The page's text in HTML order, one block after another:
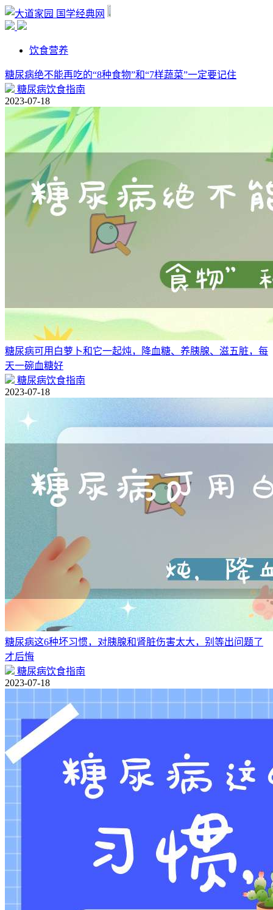
国学经典网
饮食营养
糖尿病绝不能再吃的“8种食物”和“7样蔬菜”一定要记住
糖尿病饮食指南
2023-07-18
糖尿病可用白萝卜和它一起炖，降血糖、养胰腺、滋五脏，每
天一碗血糖好
糖尿病饮食指南
2023-07-18
糖尿病这6种坏习惯，对胰腺和肾脏伤害太大，别等出问题了
才后悔
糖尿病饮食指南
2023-07-18